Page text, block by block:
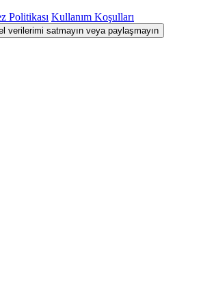
Politikası Kullanım Koşulları
verilerimi satmayın veya paylaşmayın